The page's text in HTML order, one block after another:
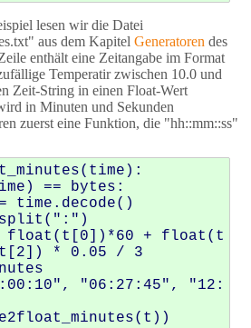
lesen wir die Datei
aus dem Kapitel Generatoren des
enthält eine Zeitangabe im Format
Temperatir zwischen 10.0 und
Zeit-String in einen Float-Wert
in Minuten und Sekunden
zuerst eine Funktion, die "hh::mm::ss"
( time ):
) == bytes :
time . decode()
split ( ":" )
float ( t [ 0 ]) *60 + float ( t
t [ 2 ]) * 0.05 /
3
, "06:27:45" ,
"12:
( t ))